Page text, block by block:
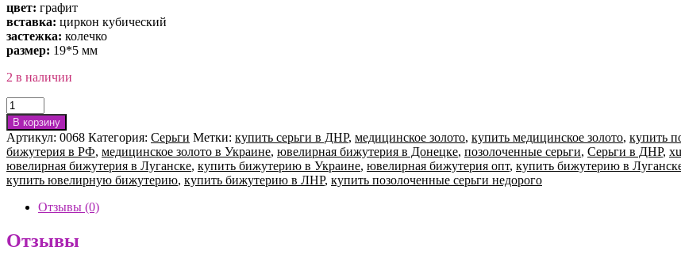
цвет: графит
вставка: циркон кубический
застежка: колечко
размер: 19*5 мм
2 в наличии
Количество
товара
Серьги
Xuping
0068
В корзину
Артикул: 0068 Категория: Серьги Метки: купить серьги в ДНР, медицинское золото, купить медицинское золото, купить
бижутерия в РФ, медицинское золото в Украине, ювелирная бижутерия в Донецке, позолоченные серьги, Серьги в ДНР,
ювелирная бижутерия в Луганске, купить бижутерию в Украине, ювелирная бижутерия опт, купить бижутерию в
купить ювелирную бижутерию, купить бижутерию в ЛНР, купить позолоченные серьги недорого
Отзывы (0)
Отзывы